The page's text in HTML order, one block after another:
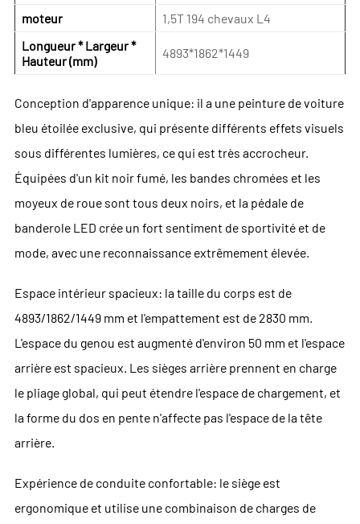
moteur
1,5T 194 chevaux L4
Longueur * Largeur *
Hauteur (mm)
4893*1862*1449
Conception d'apparence unique: il a une peinture de voiture
bleu étoilée exclusive, qui présente différents effets visuels
sous différentes lumières, ce qui est très accrocheur.
Équipées d'un kit noir fumé, les bandes chromées et les
moyeux de roue sont tous deux noirs, et la pédale de
banderole LED crée un fort sentiment de sportivité et de
mode, avec une reconnaissance extrêmement élevée.
Espace intérieur spacieux: la taille du corps est de
4893/1862/1449 mm et l'empattement est de 2830 mm.
L'espace du genou est augmenté d'environ 50 mm et l'espace
arrière est spacieux. Les sièges arrière prennent en charge
le pliage global, qui peut étendre l'espace de chargement, et
la forme du dos en pente n'affecte pas l'espace de la tête
arrière.
Expérience de conduite confortable: le siège est
ergonomique et utilise une combinaison de charges de